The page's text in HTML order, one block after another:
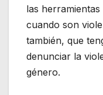
las
cuando son
también, que
denunciar la
género.